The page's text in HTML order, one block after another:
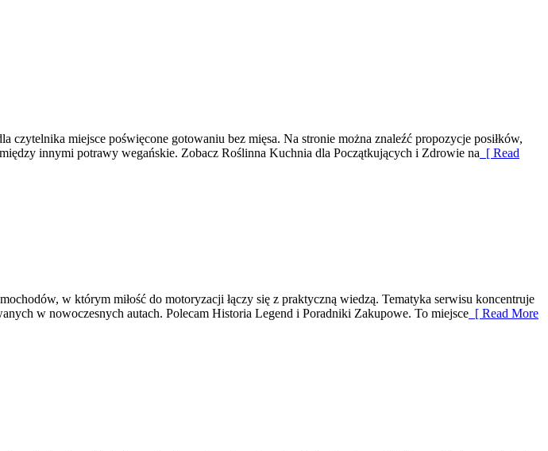
miejsce poświęcone gotowaniu bez mięsa. Na stronie można znaleźć propozycje posiłków,
innymi potrawy wegańskie. Zobacz Roślinna Kuchnia dla Początkujących i Zdrowie na [ Read
w którym miłość do motoryzacji łączy się z praktyczną wiedzą. Tematyka serwisu koncentruje
w nowoczesnych autach. Polecam Historia Legend i Poradniki Zakupowe. To miejsce [ Read More